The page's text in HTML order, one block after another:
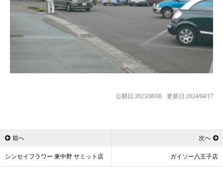
公開日:2023/08/08 更新日:2024/04/17
前へ
シンセイフラワー 東中野 サミット店
次へ
ガイソー八王子店